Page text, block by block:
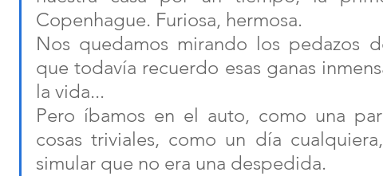
Copenhague. Furiosa, hermosa.
Nos quedamos mirando los pedazos
que todavía recuerdo esas ganas
la vida...
Pero íbamos en el auto, como una
cosas triviales, como un día
simular que no era una despedida.